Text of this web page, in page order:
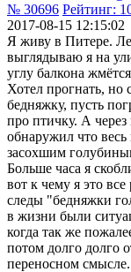
№ 30696 Рейтинг:
2017-08-15 12:15:02
Я живу в Питере.
выглядываю я на
углу балкона
Хотел прогнать, но
бедняжку, пусть
про птичку. А
обнаружил что весь
засохшим
Больше часа я
вот к чему я это
следы "бедняжки
в жизни были
когда так же
потом долго долго
переносном смысле.